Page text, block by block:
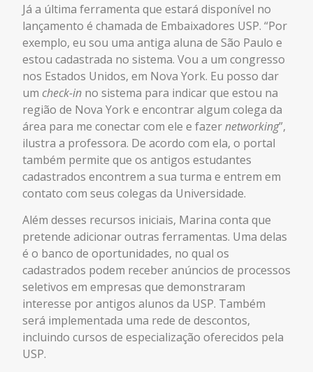
Já a última ferramenta que estará disponível no
lançamento é chamada de Embaixadores USP. “Por
exemplo, eu sou uma antiga aluna de São Paulo e
estou cadastrada no sistema. Vou a um congresso
nos Estados Unidos, em Nova York. Eu posso dar
um check-in no sistema para indicar que estou na
região de Nova York e encontrar algum colega da
área para me conectar com ele e fazernetworking”,
ilustra a professora. De acordo com ela, o portal
também permite que os antigos estudantes
cadastrados encontrem a sua turma e entrem em
contato com seus colegas da Universidade.
Além desses recursos iniciais, Marina conta que
pretende adicionar outras ferramentas. Uma delas
é o banco de oportunidades, no qual os
cadastrados podem receber anúncios de processos
seletivos em empresas que demonstraram
interesse por antigos alunos da USP. Também
será implementada uma rede de descontos,
incluindo cursos de especialização oferecidos pela
USP.